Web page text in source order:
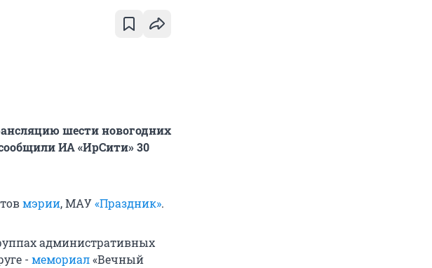
шести новогодних
ИА «ИрСити» 30
мэрии, МАУ«Праздник».
административных
- мемориал«Вечный